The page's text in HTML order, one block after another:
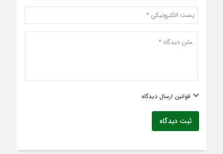
قوانین ارسال دیدگاه
ثبت دیدگاه